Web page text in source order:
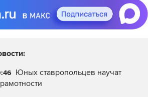
Юных ставропольцев научат